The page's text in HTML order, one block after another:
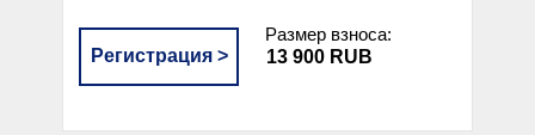
13 900 RUB
Регистрация >
Размер взноса: